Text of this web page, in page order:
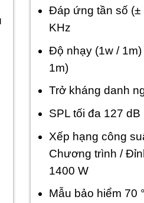
Đáp ứng tần số (±
KHz
Độ nhạy (1w /
1m)
Trở kháng danh
SPL tối đa 127
Xếp hạng công
Chương trình /
1400 W
Mẫu bảo hiểm 70